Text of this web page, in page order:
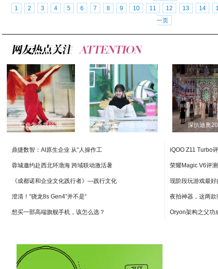
1
2 3 4 5 6 7 8 9 10 11 12 13 14
一页
红色怎么摆脱“艳 气质不在？这些明 深扒迪奥
鼎捷数智：AI原生企业 从“人操作工
蓉城邀约赴西北环渤海 跨域联动激活暑
《成都诺和企业文化践行者》—践行文化
澄清！“骁龙8s Gen4”并不是“
想买一部高端旗舰手机，该怎么选？
iQOO Z11 Turbo
荣耀Magic V6评
现阶段玩游戏最
夜拍神器，这两
Oryon架构之父功